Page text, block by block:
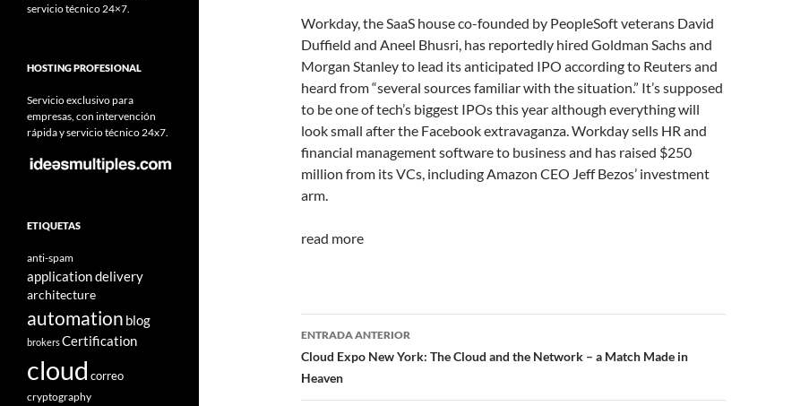
Workday, the SaaS house co-founded by PeopleSoft veterans David
Duffield and Aneel Bhusri, has reportedly hired Goldman Sachs and
Morgan Stanley to lead its anticipated IPO according to Reuters and
heard from “several sources familiar with the situation.” It’s supposed
to be one of tech’s biggest IPOs this year although everything will
look small after the Facebook extravaganza. Workday sells HR and
financial management software to business and has raised $250
million from its VCs, including Amazon CEO Jeff Bezos’ investment
arm.
read more
Navegador
de
entradas
ENTRADA ANTERIOR
Cloud Expo New York: The Cloud and the Network – a Match Made in
Heaven
servicio técnico 24×7.
HOSTING PROFESIONAL
Servicio exclusivo para
empresas, con intervención
rápida y servicio técnico 24x7.
ETIQUETAS
anti-spam
application delivery
architecture
automation blog
brokersCertification
cloud correo
cryptography